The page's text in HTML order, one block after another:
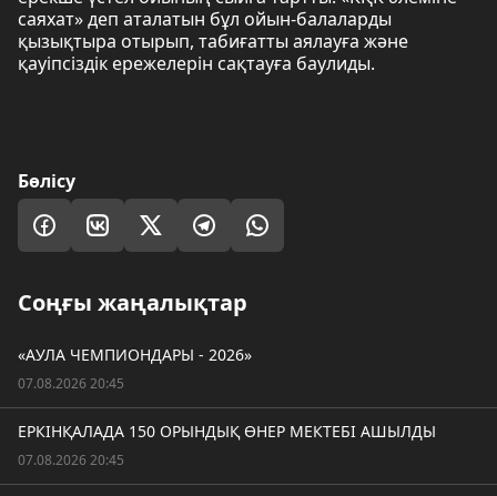
саяхат» деп аталатын бұл ойын-балаларды
қызықтыра отырып, табиғатты аялауға және
қауіпсіздік ережелерін сақтауға баулиды.
Бөлісу
Соңғы жаңалықтар
«АУЛА ЧЕМПИОНДАРЫ - 2026»
07.08.2026 20:45
ЕРКІНҚАЛАДА 150 ОРЫНДЫҚ ӨНЕР МЕКТЕБІ АШЫЛДЫ
07.08.2026 20:45